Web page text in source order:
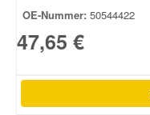
OE-Nummer: 50544422
47,65 €